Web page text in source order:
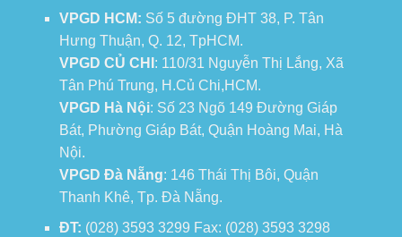
VPGD HCM: Số 5 đường ĐHT 38, P. Tân
Hưng Thuận, Q. 12, TpHCM.
VPGD CỦ CHI : 110/31 Nguyễn Thị Lắng, Xã
Tân Phú Trung, H.Củ Chi,HCM.
VPGD Hà Nội: Số 23 Ngõ 149 Đường Giáp
Bát, Phường Giáp Bát, Quận Hoàng Mai, Hà
Nội.
VPGD Đà Nẵng: 146 Thái Thị Bôi, Quận
Thanh Khê, Tp. Đà Nẵng.
ĐT: (028) 3593 3299 Fax: (028) 3593 3298